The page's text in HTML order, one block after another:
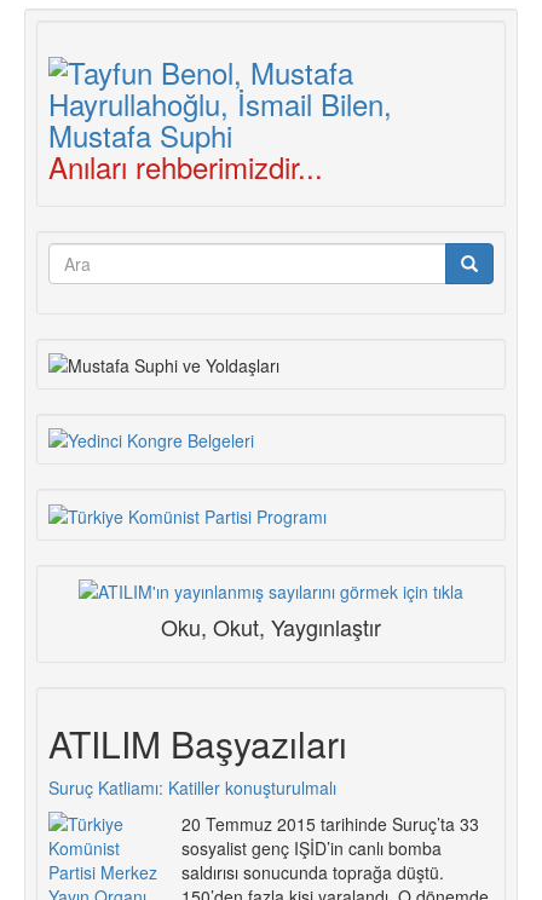
Anıları rehberimizdir...
Arama
Oku, Okut, Yaygınlaştır
ATILIM Başyazıları
Suruç Katliamı: Katiller konuşturulmalı
20 Temmuz 2015 tarihinde Suruç’ta 33
sosyalist genç IŞİD’in canlı bomba
saldırısı sonucunda toprağa düştü.